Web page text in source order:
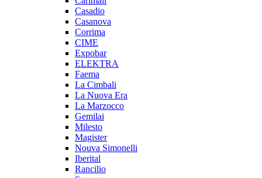
Casadio
Casanova
Corrima
CIME
Expobar
ELEKTRA
Faema
La Cimbali
La Nuova Era
La Marzocco
Gemilai
Milesto
Magister
Nouva Simonelli
Iberital
Rancilio